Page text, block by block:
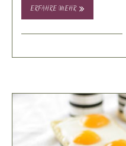
ERFAHRE MEHR